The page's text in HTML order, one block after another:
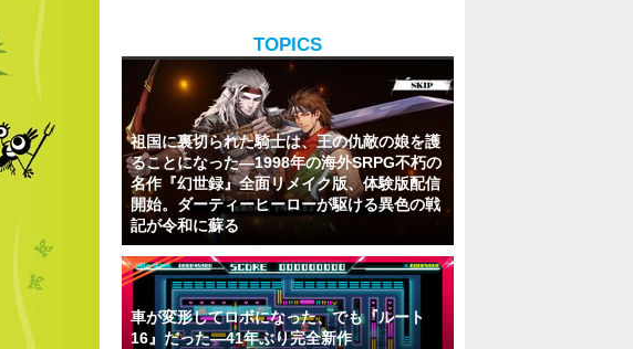
TOPICS
祖国に裏切られた騎士は、王の仇敵の娘を護
ることになった―1998年の海外SRPG不朽の
名作『幻世録』全面リメイク版、体験版配信
開始。ダーティーヒーローが駆ける異色の戦
記が令和に蘇る
車が変形してロボになった、でも『ルート
16』だった―41年ぶり完全新作